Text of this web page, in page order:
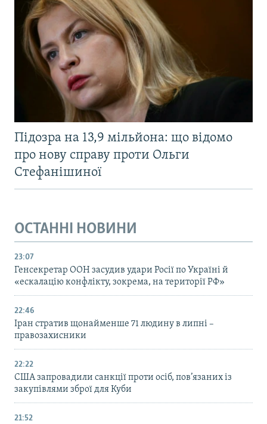
Підозра на 13,9 мільйона: що відомо
про нову справу проти Ольги
Стефанішиної
ОСТАННІ НОВИНИ
23:07
Генсекретар ООН засудив удари Росії по Україні й
«ескалацію конфлікту, зокрема, на території РФ»
22:46
Іран стратив щонайменше 71 людину в липні –
правозахисники
22:22
США запровадили санкції проти осіб, пов’язаних із
закупівлями зброї для Куби
21:52